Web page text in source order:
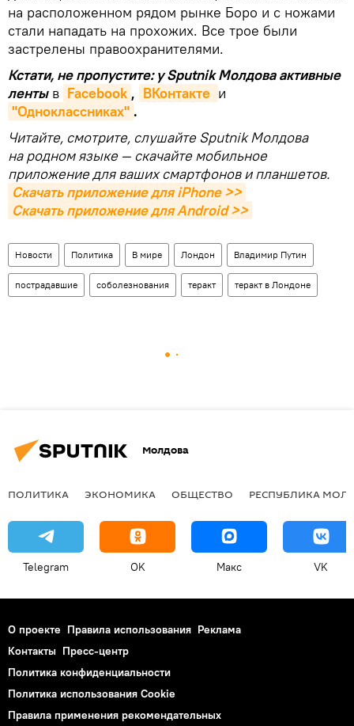
на расположенном рядом рынке Боро и с ножами
стали нападать на прохожих. Все трое были
застрелены правоохранителями.
Кстати, не пропустите: у Sputnik Молдова активные
ленты в Facebook , ВКонтакте и
"Одноклассниках" .
Читайте, смотрите, слушайте Sputnik Молдова
на родном языке — скачайте мобильное
приложение для ваших смартфонов и планшетов.
Скачать приложение для iPhone >>
Скачать приложение для Android >>
Новости Политика В мире Лондон Владимир Путин
пострадавшие соболезнования теракт теракт в Лондоне
Молдова
ПОЛИТИКА ЭКОНОМИКА ОБЩЕСТВО РЕСПУБЛИКА
Telegram OK Макс VK
О проекте Правила использования Реклама
Контакты Пресс-центр
Политика конфиденциальности
Политика использования Cookie
Правила применения рекомендательных